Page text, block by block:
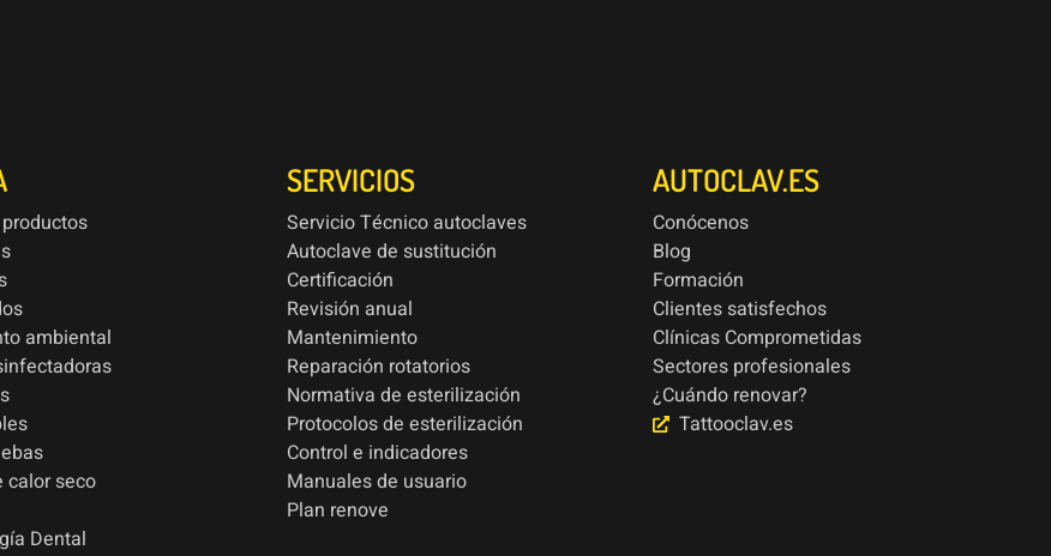
ambiental
calor seco
Dental
SERVICIOS
Servicio Técnico autoclaves
Autoclave de sustitución
Certificación
Revisión anual
Mantenimiento
Reparación rotatorios
Normativa de esterilización
Protocolos de esterilización
Control e indicadores
Manuales de usuario
Plan renove
AUTOCLAV.ES
Conócenos
Blog
Formación
Clientes satisfechos
Clínicas Comprometidas
Sectores profesionales
¿Cuándo renovar?
Tattooclav.es